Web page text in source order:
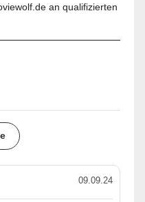
an qualifizierten
09.09.24